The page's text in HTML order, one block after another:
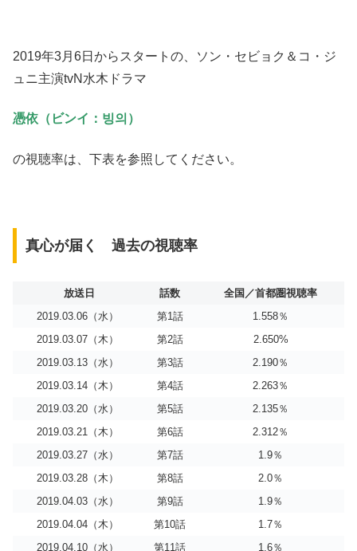
2019年3月6日からスタートの、ソン・セビョク＆コ・ジ
ュニ主演tvN水木ドラマ
憑依（ビンイ：빙의）
の視聴率は、下表を参照してください。
真心が届く 過去の視聴率
放送日 話数
全国／首都圏視聴率
2019.03.06（水）
第1話
1.558％
2019.03.07（木）
第2話
2.650%
2019.03.13（水）
第3話
2.190％
2019.03.14（木）
第4話
2.263％
2019.03.20（水）
第5話
2.135％
2019.03.21（木）
第6話
2.312％
2019.03.27（水）
第7話
1.9％
2019.03.28（木）
第8話
2.0％
2019.04.03（水）
第9話
1.9％
2019.04.04（木）
第10話
1.7％
2019.04.10（水）
第11話 1.6％